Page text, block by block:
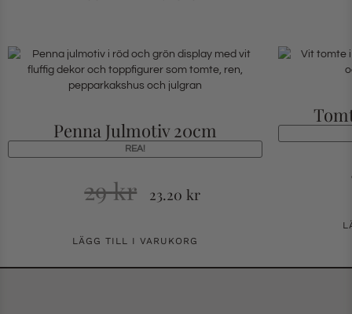
Penna Julmotiv 20cm
REA!
29kr 23.20 kr
LÄGG TILL I VARUKORG